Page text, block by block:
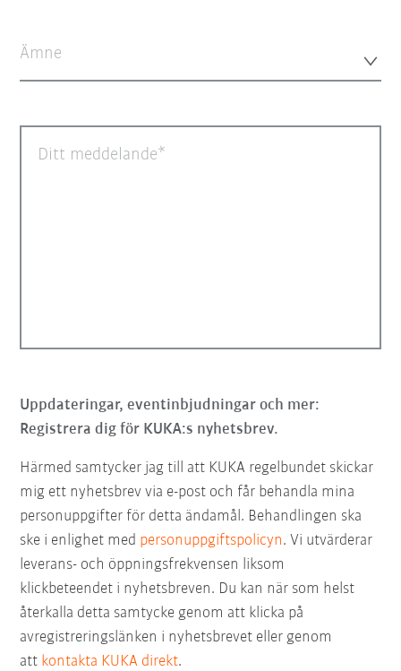
Ämne
Ditt meddelande
Uppdateringar, eventinbjudningar och mer:
Registrera dig för KUKA:s nyhetsbrev.
Härmed samtycker jag till att KUKA regelbundet skickar
mig ett nyhetsbrev via e-post och får behandla mina
personuppgifter för detta ändamål. Behandlingen ska
ske i enlighet med personuppgiftspolicyn. Vi utvärderar
leverans- och öppningsfrekvensen liksom
klickbeteendet i nyhetsbreven. Du kan när som helst
återkalla detta samtycke genom att klicka på
avregistreringslänken i nyhetsbrevet eller genom
att kontakta KUKA direkt.